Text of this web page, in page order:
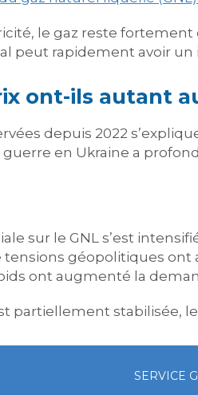
le gaz reste
peut rapidement avoir
ont-ils autant
depuis 2022
guerre en Ukraine a
sur le GNL s’est
géopolitiques ont
ont augmenté la
partiellement stabilisée,
SERVICE